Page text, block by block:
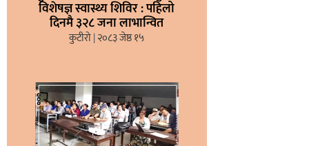
विशेषज्ञ स्वास्थ्य शिविर : पहिलो
दिनमै ३२८ जना लाभान्वित
कुटीरो २०८३ जेष्ठ १५